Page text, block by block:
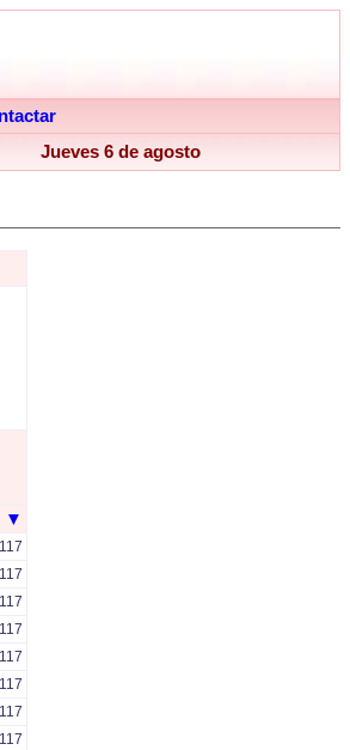
Jueves 6 de agosto
▼
117
117
117
117
117
117
117
117